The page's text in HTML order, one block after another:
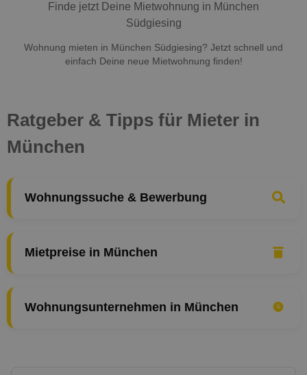
Finde jetzt Deine Mietwohnung in München
Südgiesing
Wohnung mieten in München Südgiesing? Jetzt schnell und
einfach Deine neue Mietwohnung finden!
Ratgeber & Tipps für Mieter in
München
Wohnungssuche & Bewerbung
Mietpreise in München
Wohnungsunternehmen in München